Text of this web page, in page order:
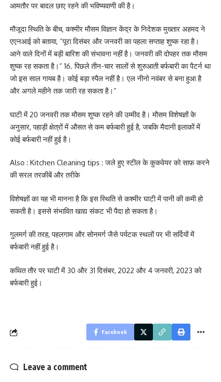
आमतौर पर बादल छाए रहने की भविष्यवाणी की है।
मौजूदा स्थिति के बीच, कश्मीर मौसम विज्ञान केंद्र के निदेशक मुख्तार अहमद ने
एएनआई को बताया, “पूरा दिसंबर और जनवरी का पहला सप्ताह शुष्क रहा है।
आने वाले दिनों में बड़ी बारिश की संभावना नहीं है। जनवरी की दोपहर तक मौसम
शुष्क रह सकता है।” 16. पिछले तीन-चार सालों से शुरुआती बर्फबारी का पैटर्न था
जो इस साल गायब है। कोई बड़ा स्पैल नहीं है। एल नीनो नवंबर से बना हुआ है
और अगले महीने तक जारी रह सकता है।”
घाटी में 20 जनवरी तक मौसम शुष्क रहने की उम्मीद है। मौसम विशेषज्ञों के
अनुसार, पहाड़ी क्षेत्रों में औसत से कम बर्फबारी हुई है, जबकि मैदानी इलाकों में
कोई बर्फबारी नहीं हुई है।
Also : Kitchen Cleaning tips : जले हुए स्टील के कुकवेयर को साफ़ करने
की सरल तरकीबें और तरीके
विशेषज्ञों का यह भी मानना ​​है कि इस स्थिति से कश्मीर घाटी में पानी की कमी हो
सकती है। इससे संभावित खाद्य संकट भी पैदा हो सकता है।
गुलमर्ग की तरह, पहलगाम और सोनमर्ग जैसे पर्यटक स्थलों पर भी सर्दियों में
बर्फबारी नहीं हुई है।
कथित तौर पर घाटी में 30 और 31 दिसंबर, 2022 और 4 जनवरी, 2023 को
बर्फबारी हुई।
Facebook
Leave a comment